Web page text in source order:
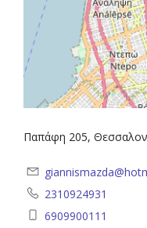
Παπάφη 205,
2310924931
6909900111